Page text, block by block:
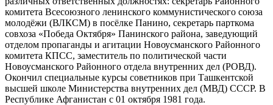
комитета Всесоюзного ленинского коммунистического союза
молодёжи (ВЛКСМ) в посёлке Панино, секретарь парткома
совхоза «Победа Октября» Панинского района, заведующий
отделом пропаганды и агитации Новоусманского Районного
комитета КПСС, заместитель по политической части
Новоусманского Районного отдела внутренних дел (РОВД).
Окончил специальные курсы советников при Ташкентской
высшей школе Министерства внутренних дел (МВД) СССР. В
Республике Афганистан с 01 октября 1981 года.